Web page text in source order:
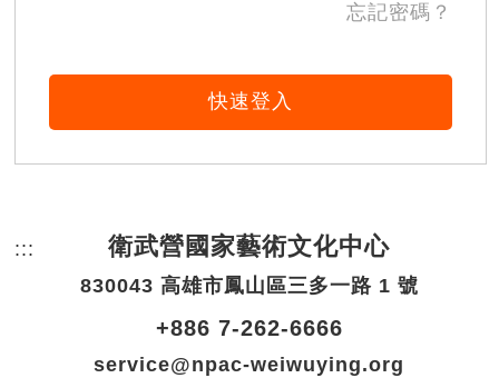
忘記密碼？
快速登入
::: 頁尾網站資訊。
衛武營國家藝術文化中心
830043 高雄市鳳山區三多一路 1 號
+886 7-262-6666
service@npac-weiwuying.org